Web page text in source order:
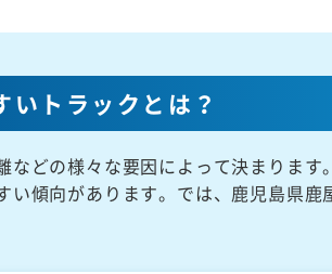
トラックとは？
などの様々な要因によって決まりま
傾向があります。では、鹿児島県